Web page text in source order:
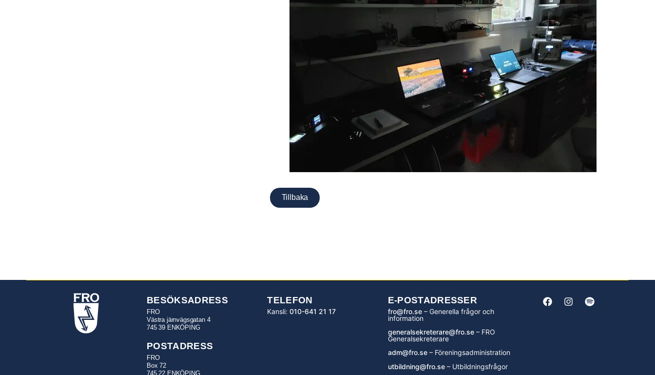
Tillbaka
BESÖKSADRESS
FRO
Västra järnvägsgatan 4
745 39 ENKÖPING
POSTADRESS
FRO
Box 72
745 22 ENKÖPING
TELEFON
Kansli:010-641 21 17
E-POSTADRESSER
fro@fro.se– Generella frågor och
information
generalsekreterare@fro.se– FRO
Generalsekreterare
adm@fro.se– Föreningsadministration
utbildning@fro.se– Utbildningsfrågor